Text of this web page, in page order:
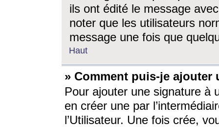
ils ont édité le message
noter que les utilisateurs
message une fois que
Haut
» Comment puis-je ajouter
Pour ajouter une signature à
en créer une par
l’Utilisateur. Une fois crée,